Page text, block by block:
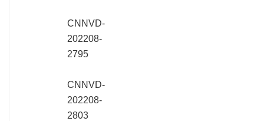
CNNVD-
202208-
2795
CNNVD-
202208-
2803